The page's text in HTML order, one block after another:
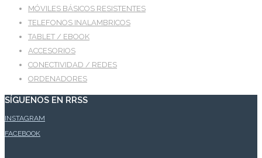
MÓVILES BÁSICOS RESISTENTES
TELEFONOS INALAMBRICOS
TABLET / EBOOK
ACCESORIOS
CONECTIVIDAD / REDES
ORDENADORES
SÍGUENOS EN RRSS
INSTAGRAM
FACEBOOK